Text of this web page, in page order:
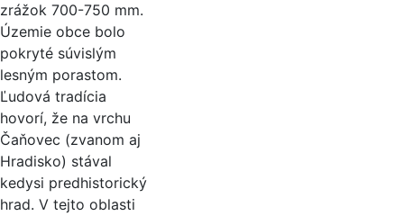
zrážok 700-750 mm.
Územie obce bolo
pokryté súvislým
lesným porastom.
Ľudová tradícia
hovorí, že na vrchu
Čaňovec (zvanom aj
Hradisko) stával
kedysi predhistorický
hrad. V tejto oblasti